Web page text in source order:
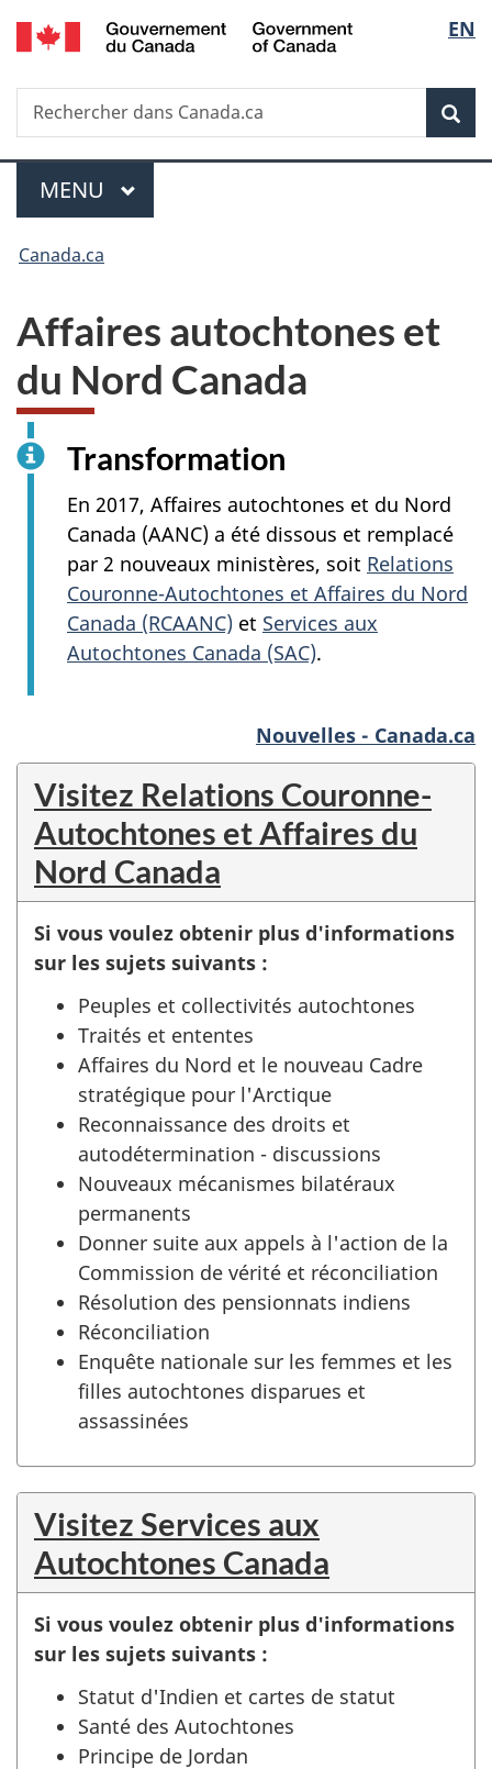
Passer
au
principal
Passer
à
Au
du
Passer
à
version
simplifiée
langue
EN
Recherche
Rechercher
dans
Menu
MENU PRINCIPAL
Vous
êtes
ici :
Canada.ca
Affaires autochtones et
du Nord Canada
Transformation
En 2017, Affaires autochtones et du Nord
Canada (AANC) a été dissous et remplacé
par 2 nouveaux ministères, soit Relations
Couronne-Autochtones et Affaires du Nord
Canada (RCAANC) et Services aux
Autochtones Canada (SAC).
Nouvelles - Canada.ca
Visitez Relations Couronne-
Autochtones et Affaires du
Nord Canada
Si vous voulez obtenir plus d'informations
sur les sujets suivants :
Peuples et collectivités autochtones
Traités et ententes
Affaires du Nord et le nouveau Cadre
stratégique pour l'Arctique
Reconnaissance des droits et
autodétermination - discussions
Nouveaux mécanismes bilatéraux
permanents
Donner suite aux appels à l'action de la
Commission de vérité et réconciliation
Résolution des pensionnats indiens
Réconciliation
Enquête nationale sur les femmes et les
filles autochtones disparues et
assassinées
Visitez Services aux
Autochtones Canada
Si vous voulez obtenir plus d'informations
sur les sujets suivants :
Statut d'Indien et cartes de statut
Santé des Autochtones
Principe de Jordan